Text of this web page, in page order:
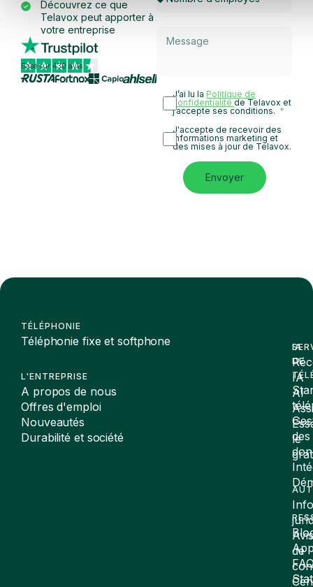
Découvrez ce que
Telavox peut apporter à
votre entreprise
Basé sur 430 avis
J’ai lu la Politique de
confidentialitéde Telavox et
j’accepte ses conditions.
J'accepte de recevoir des
informations marketing et
des mises à jour de Telavox.
Envoyer
TÉLÉPHONIE
Téléphonie fixe et softphone
L'ENTREPRISE
A propos de nous
Offres d'emploi
Nouveautés
Durabilité et société
DE
des
IA
IA
AI
le
Avis
de